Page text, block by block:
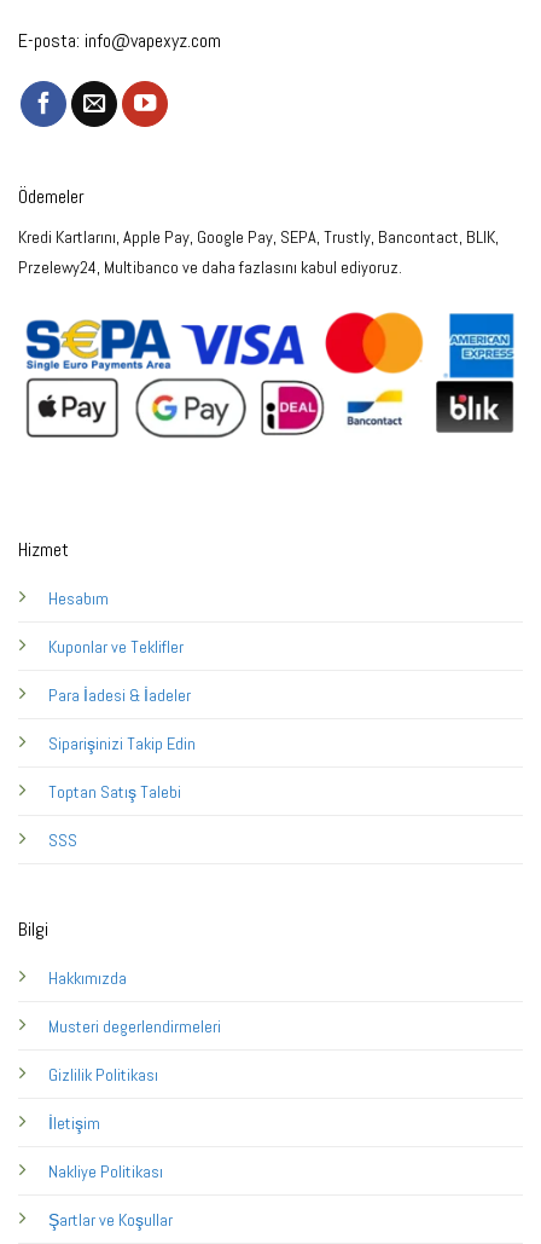
E-posta: info@vapexyz.com
Hizmet
Hesabım
Kuponlar ve Teklifler
Para İadesi & İadeler
Siparişinizi Takip Edin
Toptan Satış Talebi
SSS
Bilgi
Hakkımızda
Musteri degerlendirmeleri
Gizlilik Politikası
İletişim
Nakliye Politikası
Şartlar ve Koşullar
Ödemeler
Kredi Kartlarını, Apple Pay, Google Pay, SEPA, Trustly, Bancontact, BLIK,
Przelewy24, Multibanco ve daha fazlasını kabul ediyoruz.